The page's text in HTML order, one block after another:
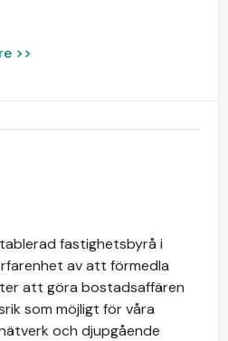
>>
fastighetsbyrå i
av att förmedla
att göra bostadsaffären
som möjligt för våra
och djupgående